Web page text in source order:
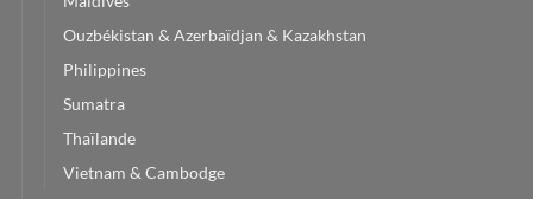
Ouzbékistan & Azerbaïdjan & Kazakhstan
Philippines
Sumatra
Thaïlande
Vietnam & Cambodge